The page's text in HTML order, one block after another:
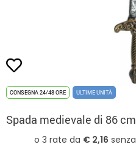
CONSEGNA 24/48 ORE ULTIME UNITÀ
Spada medievale di 86 cm